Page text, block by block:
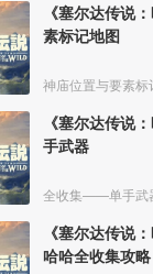
《塞尔达传说
素标记地图
神庙位置与要素标
《塞尔达传说
手武器
全收集——单手武
《塞尔达传说
哈哈全收集攻略